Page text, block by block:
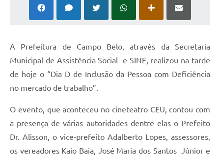
A Prefeitura de Campo Belo, através da Secretaria
Municipal de Assistência Social e SINE, realizou na tarde
de hoje o “Dia D de Inclusão da Pessoa com Deficiência
no mercado de trabalho”.
O evento, que aconteceu no cineteatro CEU, contou com
a presença de várias autoridades dentre elas o Prefeito
Dr. Alisson, o vice-prefeito Adalberto Lopes, assessores,
os vereadores Kaio Baia, José Maria dos Santos Júnior e